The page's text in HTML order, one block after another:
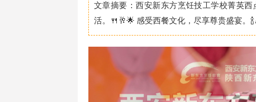
文章摘要：西安新东方烹饪技工学校菁英
活。🍴🥂🌟 感受西餐文化，尽享尊贵盛宴。